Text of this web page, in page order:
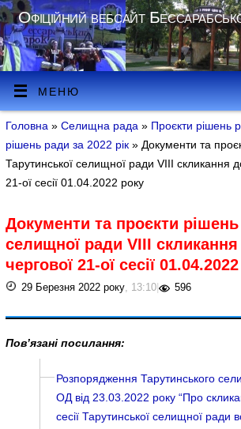
Офіційний вебсайт
МЕНЮ
Головна »Селищна рада» Проєкти рішень
рішень ради за 2022 рік» Документи та
Тарутинської селищної ради VIII скликання
21-ої сесії 01.04.2022 року
Документи та проєкти рішень
селищної ради VIII скликання
чергової 21-ої сесії
29 Березня 2022 року, 13:10| 596
Пов’язані посилання:
Розпорядження Тарутинського
ОД від 23.03.2022 року “Про
сесії Тарутинської селищної ради